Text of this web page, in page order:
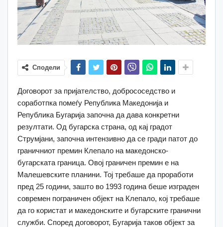
Сподели
Договорот за пријателство, добрососедство и
соработпка помеѓу Република Македонија и
Република Бугарија започна да дава конкретни
резултати. Од бугарска страна, од кај градот
Струмјани, започна интензивно да се гради патот до
граничниот премин Клепало на македонско-
бугарската граница. Овој граничен премин е на
Малешевските планини. Тој требаше да проработи
пред 25 години, зашто во 1993 година беше изграден
современ пограничен објект на Клепало, кој требаше
да го користат и македонските и бугарските гранични
служби. Според договорот, Бугарија таков објект за